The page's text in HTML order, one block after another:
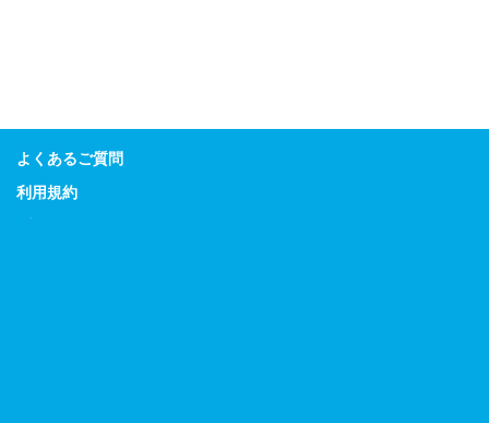
よくあるご質問
利用規約
プライバシーポリシー